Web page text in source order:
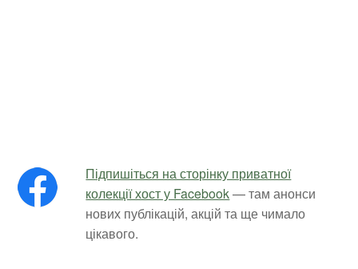
Підпишіться на сторінку приватної
колекції хост у Facebook— там анонси
нових публікацій, акцій та ще чимало
цікавого.